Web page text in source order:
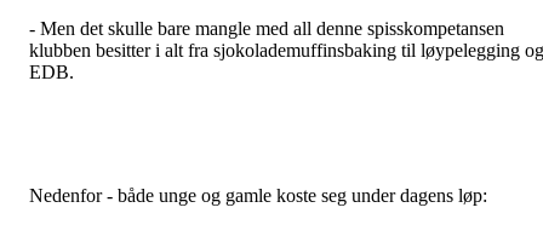
- Men det skulle bare mangle med all denne spisskompetansen
klubben besitter i alt fra sjokolademuffinsbaking til løypelegging og
EDB.
Nedenfor - både unge og gamle koste seg under dagens løp: